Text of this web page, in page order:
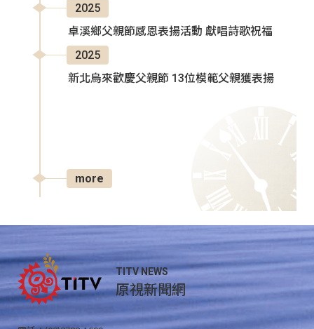
2025
卓溪鄉父親節感恩表揚活動 獻唱詩歌祝福
2025
新北烏來歡慶父親節 13位模範父親獲表揚
more
TITV NEWS
原視新聞網